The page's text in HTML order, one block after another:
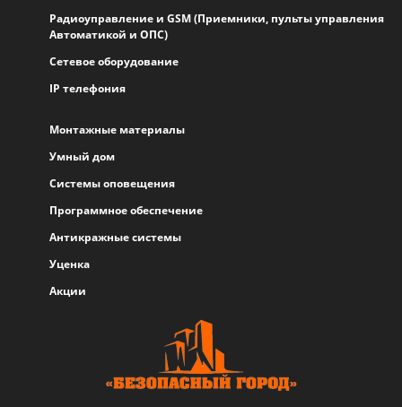
Радиоуправление и GSM (Приемники, пульты управления
Автоматикой и ОПС)
Сетевое оборудование
IP телефония
Монтажные материалы
Умный дом
Системы оповещения
Программное обеспечение
Антикражные системы
Уценка
Акции